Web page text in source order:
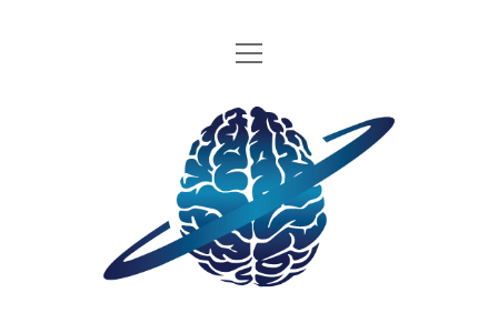
INFO
ÜBER UNS
WAS IST KRITISCHES DENKEN?
GÄSTE
THEMEN
Menü
öffnen
Kritisches
Podcast